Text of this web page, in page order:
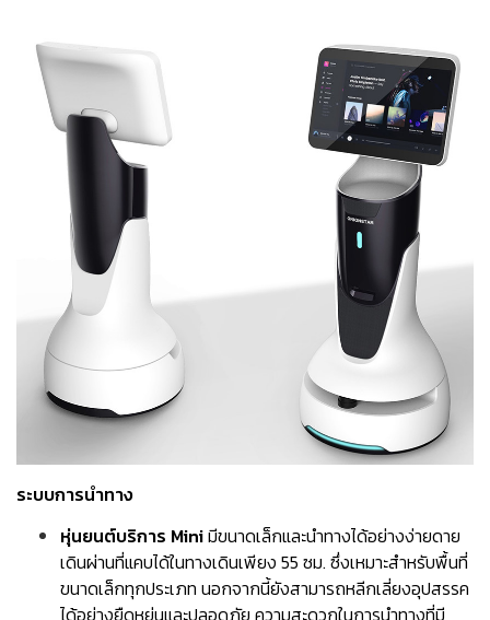
ระบบการนำทาง
หุ่นยนต์บริการ Miniมีขนาดเล็กและนำทางได้อย่างง่ายดาย
เดินผ่านที่แคบได้ในทางเดินเพียง 55 ซม. ซึ่งเหมาะสำหรับพื้นที่
ขนาดเล็กทุกประเภท นอกจากนี้ยังสามารถหลีกเลี่ยงอุปสรรค